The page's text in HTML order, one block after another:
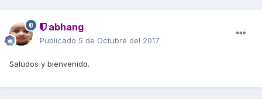
abhang
Publicado 5 de Octubre del 2017
Saludos y bienvenido.